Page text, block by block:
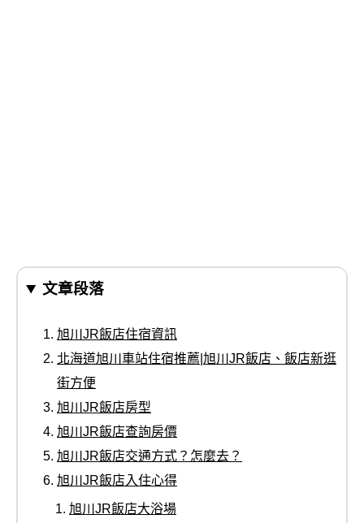
文章段落
旭川JR飯店住宿資訊
北海道旭川車站住宿推薦|旭川JR飯店、飯店新逛
街方便
旭川JR飯店房型
旭川JR飯店查詢房價
旭川JR飯店交通方式？怎麼去？
旭川JR飯店入住心得
旭川JR飯店大浴場